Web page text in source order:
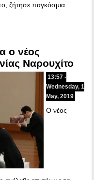
ζήτησε παγκόσμια
ο νέος
Ναρουχίτο
13:57 -
Wednesday, 1
May, 2019
Ο νέος